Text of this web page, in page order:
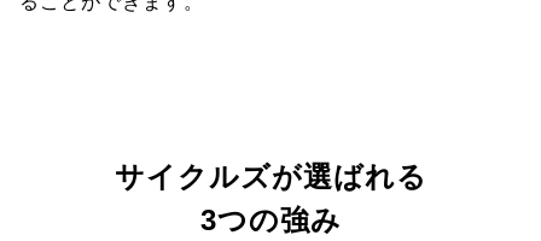
サイクルズが選ばれる
3つの強み